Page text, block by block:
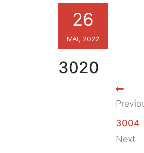
3020
26
MAI, 2022
3004
Next